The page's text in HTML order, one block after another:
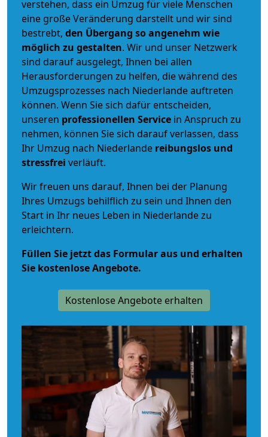
verstehen, dass ein Umzug für viele Menschen
eine große Veränderung darstellt und wir sind
bestrebt, den Übergang so angenehm wie
möglich zu gestalten. Wir und unser Netzwerk
sind darauf ausgelegt, Ihnen bei allen
Herausforderungen zu helfen, die während des
Umzugsprozesses nach Niederlande auftreten
können. Wenn Sie sich dafür entscheiden,
unseren professionellen Service in Anspruch zu
nehmen, können Sie sich darauf verlassen, dass
Ihr Umzug nach Niederlande reibungslos und
stressfrei verläuft.
Wir freuen uns darauf, Ihnen bei der Planung
Ihres Umzugs behilflich zu sein und Ihnen den
Start in Ihr neues Leben in Niederlande zu
erleichtern.
Füllen Sie jetzt das Formular aus und erhalten
Sie kostenlose Angebote.
Kostenlose Angebote erhalten